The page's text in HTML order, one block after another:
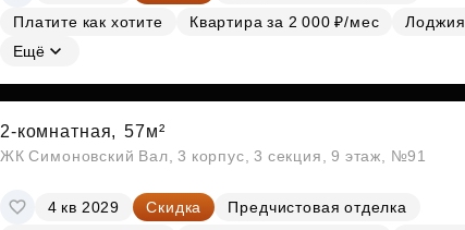
Платите как хотите
Квартира за 2 000 ₽/мес
Лоджия
Ещё
2-комнатная, 57м²
ЖК Симоновский Вал, 3 корпус, 3 секция, 9 этаж, №91
4 кв 2029 Скидка
Предчистовая отделка